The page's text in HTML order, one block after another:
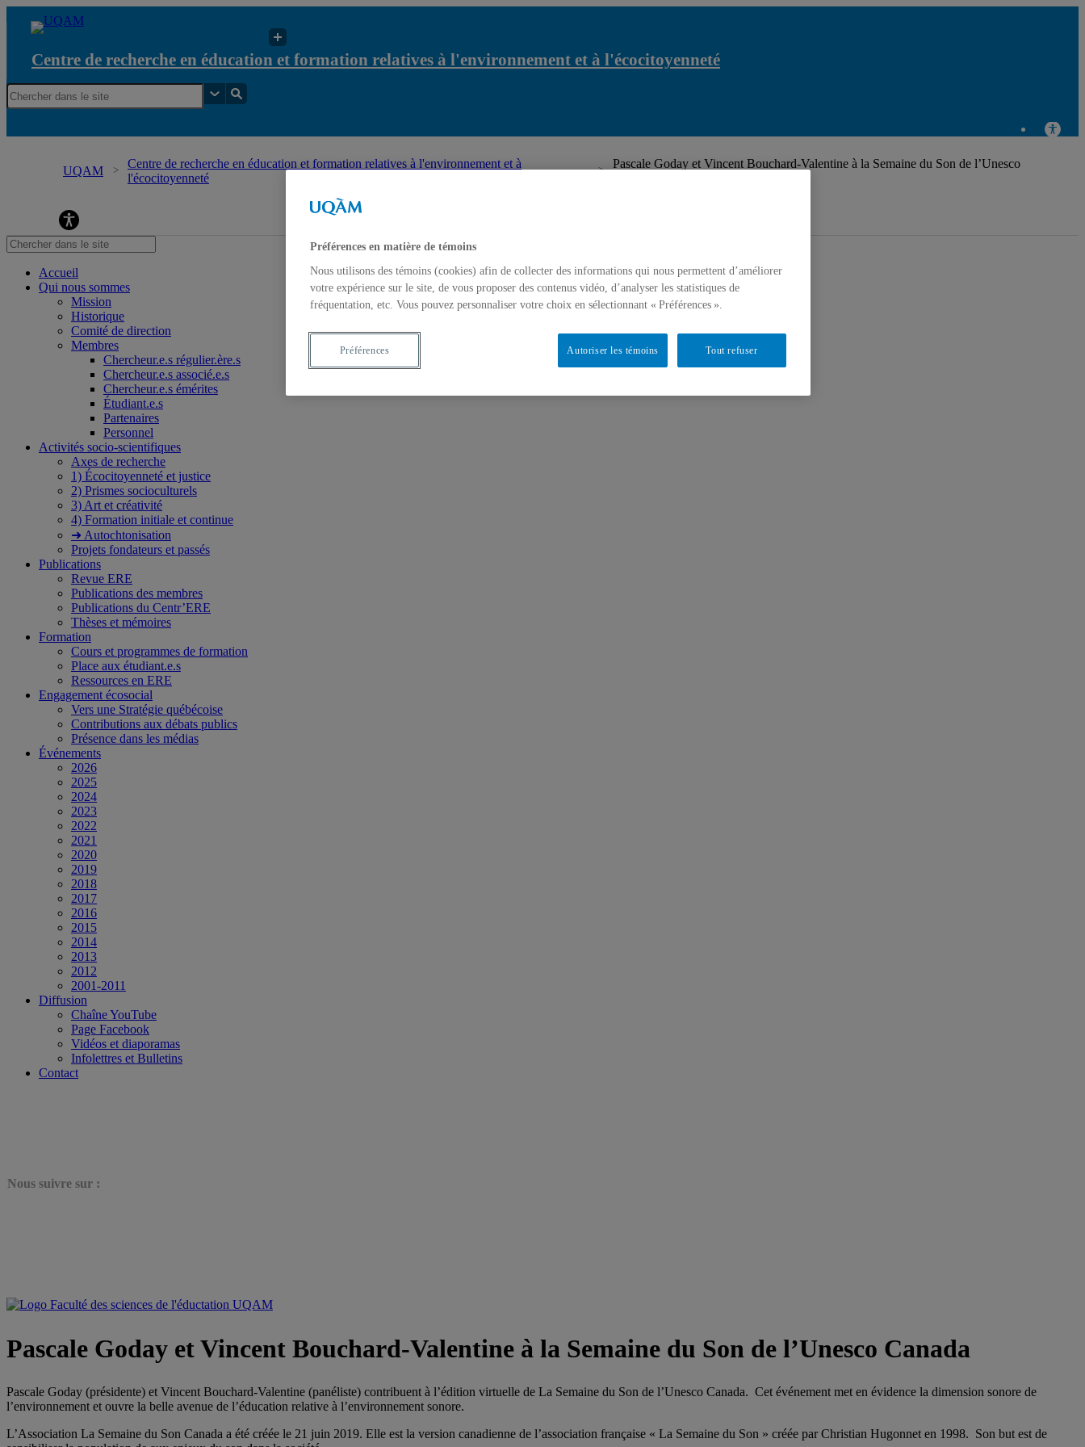
Centre de recherche en éducation et formation relatives à l'environnement et à l'écocitoyenneté
UQAM
Centre de recherche en éducation et formation relatives à l'environnement et à
l'écocitoyenneté
Pascale Goday et Vincent Bouchard-Valentine à la Semaine du Son de l’Unesco
Centre de recherche en éducation et formation relatives à l'environnement et à l'écocitoyenneté
Accueil
Qui nous sommes
Mission
Historique
Comité de direction
Membres
Chercheur.e.s régulier.ère.s
Chercheur.e.s associé.e.s
Chercheur.e.s émérites
Étudiant.e.s
Partenaires
Personnel
Activités socio-scientifiques
Axes de recherche
1) Écocitoyenneté et justice
2) Prismes socioculturels
3) Art et créativité
4) Formation initiale et continue
➜ Autochtonisation
Projets fondateurs et passés
Publications
Revue ERE
Publications des membres
Publications du Centr’ERE
Thèses et mémoires
Formation
Cours et programmes de formation
Place aux étudiant.e.s
Ressources en ERE
Engagement écosocial
Vers une Stratégie québécoise
Contributions aux débats publics
Présence dans les médias
Événements
2026
2025
2024
2023
2022
2021
2020
2019
2018
2017
2016
2015
2014
2013
2012
2001-2011
Diffusion
Chaîne YouTube
Page Facebook
Vidéos et diaporamas
Infolettres et Bulletins
Contact
Nous suivre sur :
Pascale Goday et Vincent Bouchard-Valentine à la Semaine du Son de l’Unesco Canada
Pascale Goday (présidente) et Vincent Bouchard-Valentine (panéliste) contribuent à l’édition virtuelle de La Semaine du Son de l’Unesco Canada. Cet événement met en évidence la dimension sonore de
l’environnement et ouvre la belle avenue de l’éducation relative à l’environnement sonore.
L’Association La Semaine du Son Canada a été créée le 21 juin 2019. Elle est la version canadienne de l’association française « La Semaine du Son » créée par Christian Hugonnet en 1998. Son but est de
Préférences en matière de témoins
Nous utilisons des témoins (cookies) afin de collecter des informations qui nous permettent d’améliorer
votre expérience sur le site, de vous proposer des contenus vidéo, d’analyser les statistiques de
fréquentation, etc. Vous pouvez personnaliser votre choix en sélectionnant « Préférences ».
Tout refuser
Autoriser les témoins
Préférences